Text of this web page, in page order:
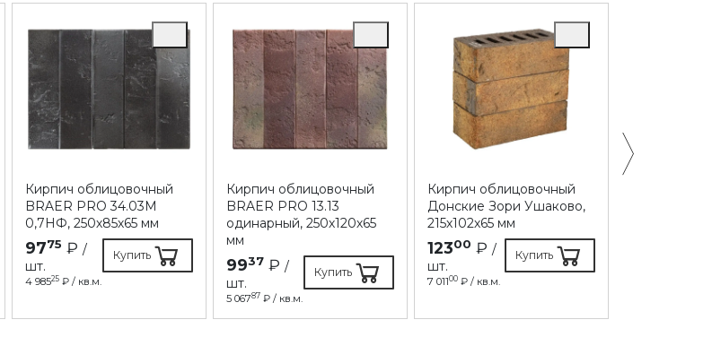
Кирпич облицовочный
BRAER PRO 34.03М
0,7НФ, 250х85х65 мм
9775 ₽ /
шт.
4 98525 ₽ / кв.м.
Купить
Кирпич облицовочный
BRAER PRO 13.13
одинарный, 250х120х65
мм
9937 ₽ /
шт.
5 06787 ₽ / кв.м.
Купить
Кирпич облицовочный
Донские Зори Ушаково,
215х102х65 мм
12300 ₽ /
шт.
7 01100 ₽ / кв.м.
Купить